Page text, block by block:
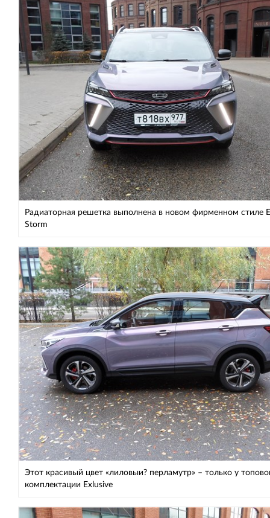
Радиаторная решетка выполнена в новом фирменном стиле
Storm
Этот красивый цвет «лиловыи? перламутр» – только у
комплектации Exlusive